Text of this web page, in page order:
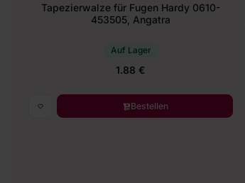
Tapezierwalze für Fugen Hardy 0610-
453505, Angatra
Auf Lager
1.88 €
Bestellen